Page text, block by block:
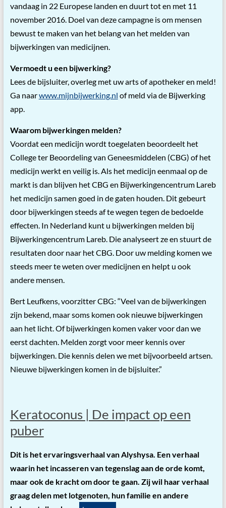
vandaag in 22 Europese landen en duurt tot en met 11
november 2016. Doel van deze campagne is om mensen
bewust te maken van het belang van het melden van
bijwerkingen van medicijnen.
Vermoedt u een bijwerking?
Lees de bijsluiter, overleg met uw arts of apotheker en meld!
Ga naarwww.mijnbijwerking.nl of meld via de Bijwerking
app.
Waarom bijwerkingen melden?
Voordat een medicijn wordt toegelaten beoordeelt het
College ter Beoordeling van Geneesmiddelen (CBG) of het
medicijn werkt en veilig is. Als het medicijn eenmaal op de
markt is dan blijven het CBG en Bijwerkingencentrum Lareb
het medicijn samen goed in de gaten houden. Dit gebeurt
door bijwerkingen steeds af te wegen tegen de bedoelde
effecten. In Nederland kunt u bijwerkingen melden bij
Bijwerkingencentrum Lareb. Die analyseert ze en stuurt de
resultaten door naar het CBG. Door uw melding komen we
steeds meer te weten over medicijnen en helpt u ook
andere mensen.
Bert Leufkens, voorzitter CBG: “Veel van de bijwerkingen
zijn bekend, maar soms komen ook nieuwe bijwerkingen
aan het licht. Of bijwerkingen komen vaker voor dan we
eerst dachten. Melden zorgt voor meer kennis over
bijwerkingen. Die kennis delen we met bijvoorbeeld artsen.
Nieuwe bijwerkingen komen in de bijsluiter.”
Keratoconus | De impact op een
puber
Dit is het ervaringsverhaal van Alyshysa. Een verhaal
waarin het incasseren van tegenslag aan de orde komt,
maar ook de kracht om door te gaan. Zij wil haar verhaal
graag delen met lotgenoten, hun familie en andere